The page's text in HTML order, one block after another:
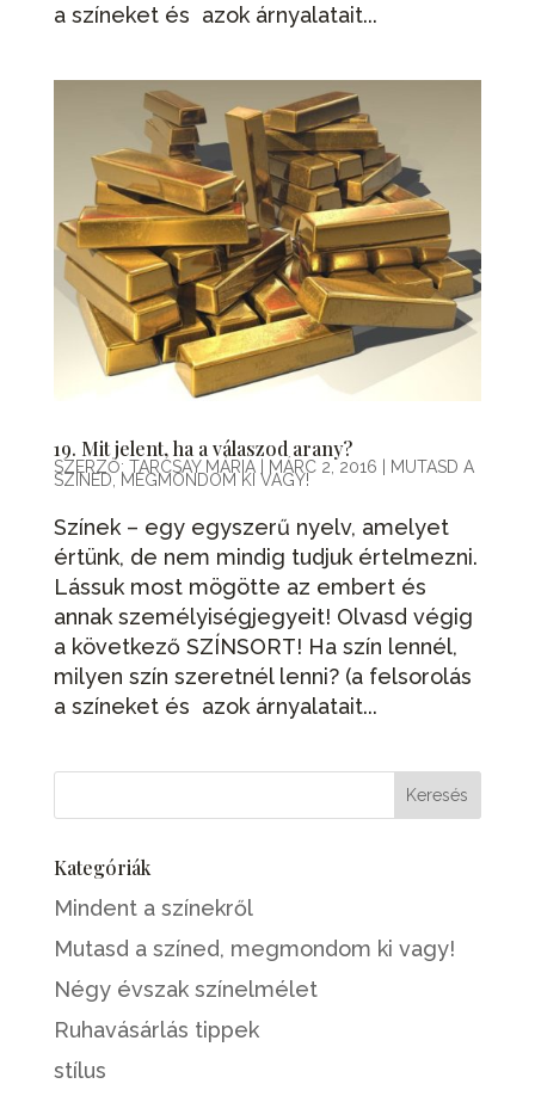
a színeket és azok árnyalatait...
19. Mit jelent, ha a válaszod arany?
SZERZŐ: TARCSAY MÁRIA| MÁRC 2, 2016 MUTASD A
SZÍNED, MEGMONDOM KI VAGY!
Színek – egy egyszerű nyelv, amelyet
értünk, de nem mindig tudjuk értelmezni.
Lássuk most mögötte az embert és
annak személyiségjegyeit! Olvasd végig
a következő SZÍNSORT! Ha szín lennél,
milyen szín szeretnél lenni? (a felsorolás
a színeket és azok árnyalatait...
Kategóriák
Mindent a színekről
Mutasd a színed, megmondom ki vagy!
Négy évszak színelmélet
Ruhavásárlás tippek
stílus